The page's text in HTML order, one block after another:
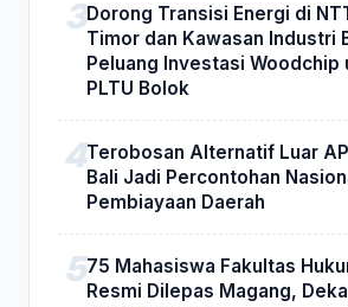
Dorong Transisi Energi di
Timor dan Kawasan Industri
Peluang Investasi Woodchip
PLTU Bolok
Terobosan Alternatif Luar
Bali Jadi Percontohan
Pembiayaan Daerah
75 Mahasiswa Fakultas
Resmi Dilepas Magang,